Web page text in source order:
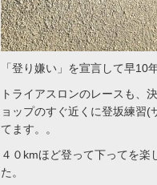
「登り嫌い」を宣言して早10年
トライアスロンのレースも、
ョップのすぐ近くに登坂練習
てます。。
４０kmほど登って下ってを
た。